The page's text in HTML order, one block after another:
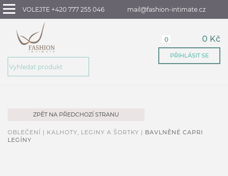
VOLEJTE +420 777 255 046 mail@fashion-intimate.cz
0 0 Kč
PŘIHLÁSIT SE
ZPĚT NA PŘEDCHOZÍ STRANU
OBLEČENÍ | KALHOTY, LEGINY A ŠORTKY | BAVLNĚNÉ CAPRI
LEGÍNY